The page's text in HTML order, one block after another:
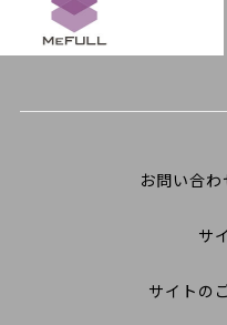
お問い合
サ
サイトの